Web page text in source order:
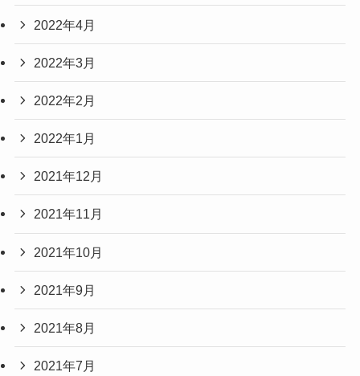
2022年4月
2022年3月
2022年2月
2022年1月
2021年12月
2021年11月
2021年10月
2021年9月
2021年8月
2021年7月